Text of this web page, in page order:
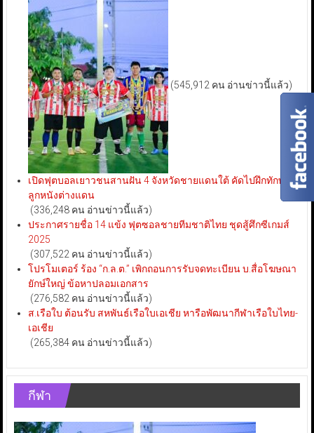
(545,912 คน อ่านข่าวนี้แล้ว)
เปิดฟุตบอลเยาวชนสานฝัน 4 จังหวัดชายแดนใต้ คัดไปฝึกทักษะ
ลูกหนังต่างแดน
(336,248 คน อ่านข่าวนี้แล้ว)
ประกาศรายชื่อ 14 แข้ง ฟุตซอลชายทีมชาติไทย ชุดสู้ศึกซีเกมส์
2025
(307,522 คน อ่านข่าวนี้แล้ว)
โปรโมเตอร์ ร้อง “ก.ล.ต.” เพิกถอนการรับจดทะเบียน บ.สื่อโฆษณา
ยักษ์ใหญ่ ข้อหาปลอมเอกสาร
(276,582 คน อ่านข่าวนี้แล้ว)
ส.เรือใบ ต้อนรับ สหพันธ์เรือใบเอเชีย หารือพัฒนากีฬาเรือใบไทย-
เอเชีย
(265,384 คน อ่านข่าวนี้แล้ว)
กีฬา